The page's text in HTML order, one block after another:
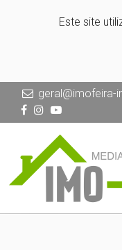
Este site
geral@imofeira-